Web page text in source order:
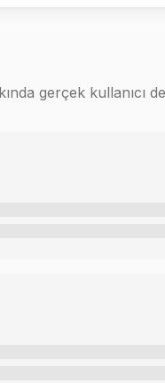
gerçek kullanıcı